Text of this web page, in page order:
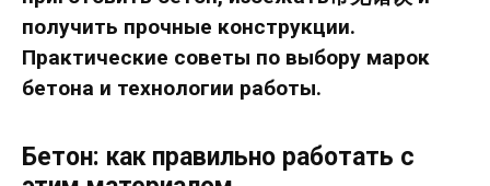
получить прочные конструкции.
Практические советы по выбору марок
бетона и технологии работы.
Бетон: как правильно работать с